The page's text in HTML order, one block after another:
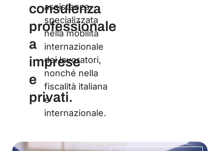
consulenza
professionale
a
imprese
e
privati.
assistenza
specializzata
nella mobilità
internazionale
dei lavoratori,
nonché nella
fiscalità italiana
e
internazionale.